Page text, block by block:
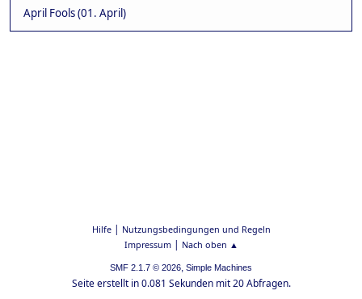
April Fools (01. April)
Hilfe| Nutzungsbedingungen und Regeln
Impressum| Nach oben ▲
SMF 2.1.7 © 2026, Simple Machines
Seite erstellt in 0.081 Sekunden mit 20 Abfragen.